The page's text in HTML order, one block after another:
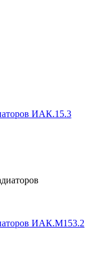
ИАК.15.3
ИАК.М153.2